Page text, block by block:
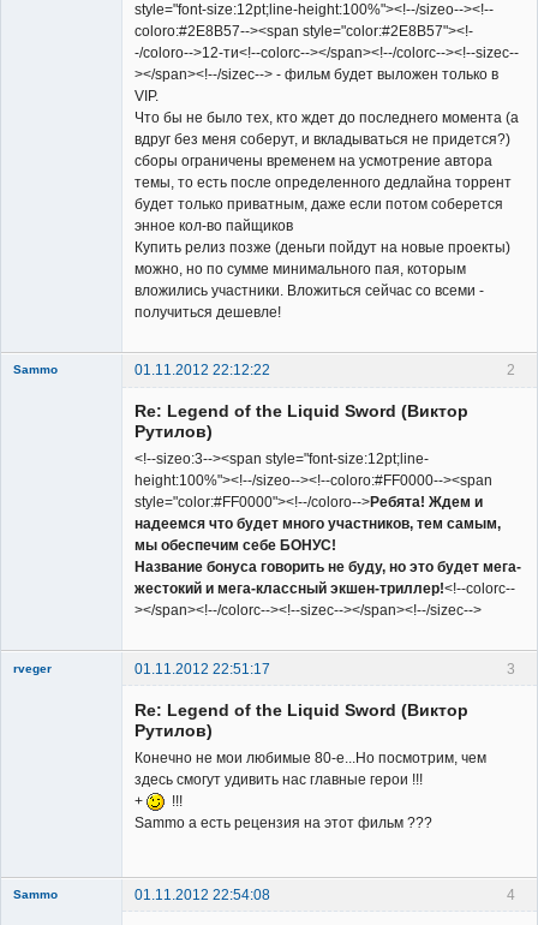
style="font-size:12pt;line-height:100%"><!--/sizeo--><!--
coloro:#2E8B57--><span style="color:#2E8B57"><!-
-/coloro-->12-ти<!--colorc--></span><!--/colorc--><!--sizec--
></span><!--/sizec--> - фильм будет выложен только в
VIP.
Что бы не было тех, кто ждет до последнего момента (а
вдруг без меня соберут, и вкладываться не придется?)
сборы ограничены временем на усмотрение автора
темы, то есть после определенного дедлайна торрент
будет только приватным, даже если потом соберется
энное кол-во пайщиков
Купить релиз позже (деньги пойдут на новые проекты)
можно, но по сумме минимального пая, которым
вложились участники. Вложиться сейчас со всеми -
получиться дешевле!
2
Sammo
01.11.2012 22:12:22
Re: Legend of the Liquid Sword (Виктор
Рутилов)
<!--sizeo:3--><span style="font-size:12pt;line-
height:100%"><!--/sizeo--><!--coloro:#FF0000--><span
style="color:#FF0000"><!--/coloro-->Ребята! Ждем и
надеемся что будет много участников, тем самым,
мы обеспечим себе БОНУС!
Название бонуса говорить не буду, но это будет мега-
жестокий и мега-классный экшен-триллер!<!--colorc--
></span><!--/colorc--><!--sizec--></span><!--/sizec-->
3
rveger 01.11.2012 22:51:17
Re: Legend of the Liquid Sword (Виктор
Рутилов)
Конечно не мои любимые 80-е...Но посмотрим, чем
здесь смогут удивить нас главные герои !!!
+
!!!
Sammo а есть рецензия на этот фильм ???
4
Sammo
01.11.2012 22:54:08